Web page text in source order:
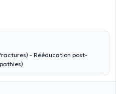
- Rééducation post-